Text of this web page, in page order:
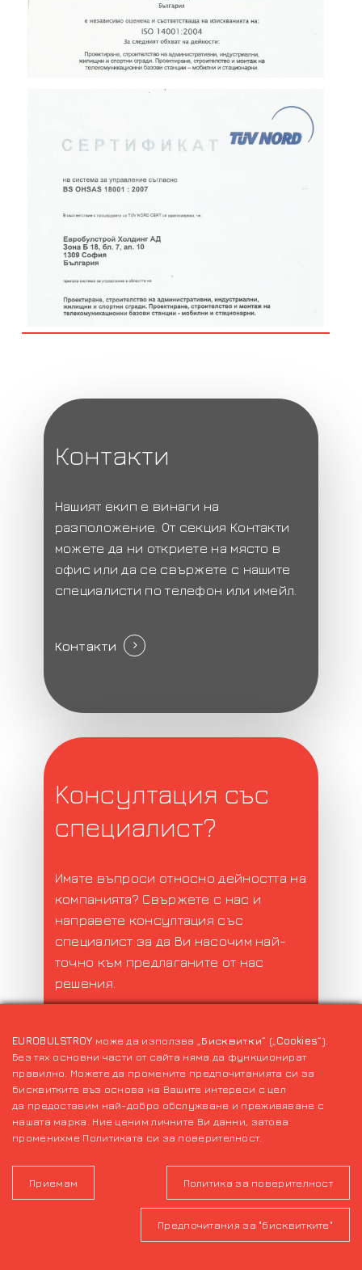
Контакти
Нашият екип е винаги на
разположение. От секция Контакти
можете да ни откриете на място в
офис или да се свържете с нашите
специалисти по телефон или имейл.
Контакти
Kонсултация със
специалист?
Имате въпроси относно дейността на
компанията? Свържете с нас и
направете консултация със
специалист за да Ви насочим най-
точно към предлаганите от нас
решения.
Обадете се сега!
+359 886 32 06 34
© 2026 EUROBULSTROY. All Rights Reserved
EUROBULSTROY може да използва „ Бисквитки“ („ Cookies“).
Без тях основни части от сайта няма да функционират
правилно. Можете да промените предпочитанията си за
бисквитките въз основа на Вашите интереси с цел
да предоставим най-добро обслужване и преживяване с
нашата марка. Ние ценим личните Ви данни, затова
променихме Политиката си за поверителност.
Приемам Политика за поверителност
Предпочитания за "бисквитките"